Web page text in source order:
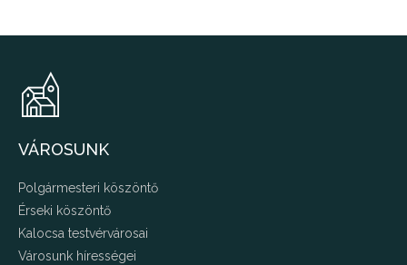
VÁROSUNK
Polgármesteri köszöntő
Érseki köszöntő
Kalocsa testvérvárosai
Városunk hírességei